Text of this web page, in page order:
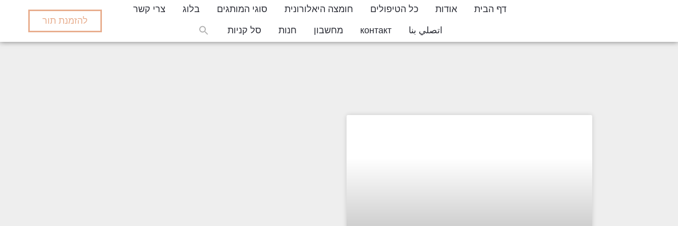
דף הבית אודות כל הטיפולים חומצה היאלורונית סוגי המותגים בלוג צרי קשר
اتصلي بنا контакт מחשבון חנות סל קניות
Search
Search Button
להזמנת תור